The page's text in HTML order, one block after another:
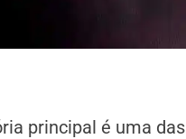
principal é uma das